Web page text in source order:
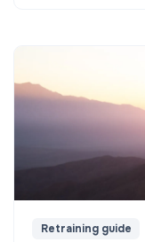
Retraining guide